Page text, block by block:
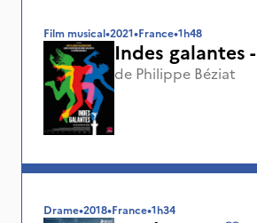
Film musical•2021•France•1h48
Indes galantes
de Philippe Béziat
Drame•2018•France•1h34